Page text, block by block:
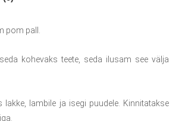
pom pall.
kohevaks teete, seda ilusam see välja
lakke, lambile ja isegi puudele. Kinnitatakse